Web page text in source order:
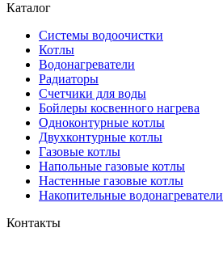
Каталог
Системы водоочистки
Котлы
Водонагреватели
Радиаторы
Cчетчики для воды
Бойлеры косвенного нагрева
Одноконтурные котлы
Двухконтурные котлы
Газовые котлы
Напольные газовые котлы
Настенные газовые котлы
Накопительные водонагреватели
Контакты